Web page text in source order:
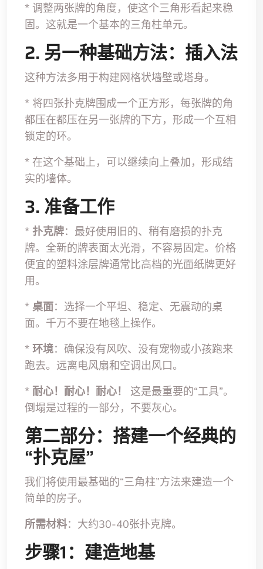
* 调整两张牌的角度，使这个三角形看起来稳
固。这就是一个基本的三角柱单元。
2. 另一种基础方法：插入法
这种方法多用于构建网格状墙壁或塔身。
* 将四张扑克牌围成一个正方形，每张牌的角
都压在都压在另一张牌的下方，形成一个互相
锁定的环。
* 在这个基础上，可以继续向上叠加，形成结
实的墙体。
3. 准备工作
* 扑克牌：最好使用旧的、稍有磨损的扑克
牌。全新的牌表面太光滑，不容易固定。价格
便宜的塑料涂层牌通常比高档的光面纸牌更好
用。
* 桌面：选择一个平坦、稳定、无震动的桌
面。千万不要在地毯上操作。
* 环境：确保没有风吹、没有宠物或小孩跑来
跑去。远离电风扇和空调出风口。
* 耐心！耐心！耐心！
这是最重要的“工具”。
倒塌是过程的一部分，不要灰心。
第二部分：搭建一个经典的
“扑克屋”
我们将使用最基础的“三角柱”方法来建造一个
简单的房子。
所需材料：大约30-40张扑克牌。
步骤1：建造地基